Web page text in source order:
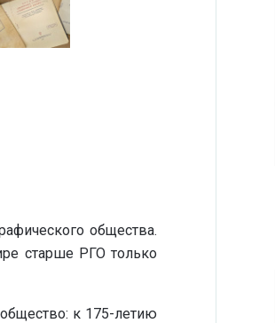
общества.
старше РГО только
общество: к 175-летию